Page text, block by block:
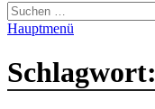
Suchen
nach:
Hauptmenü
Schlagwort: